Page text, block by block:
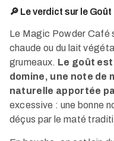
🔎 Le verdict sur le
Le Magic Powder Café
chaude ou du lait
grumeaux. Le goût
domine, une note de
naturelle apportée
excessive : une bonne
déçus par le maté